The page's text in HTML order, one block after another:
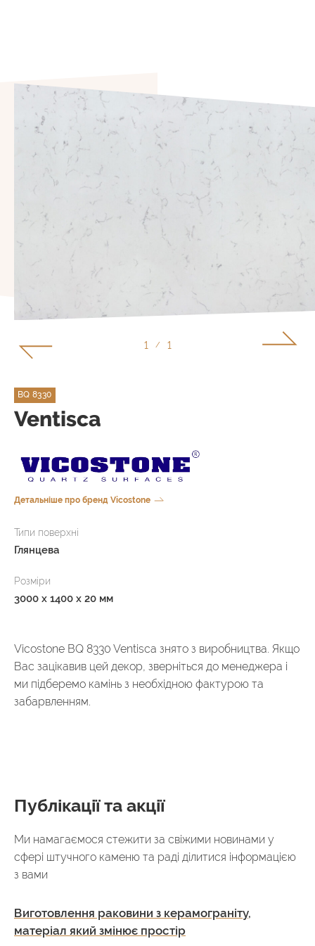
1 / 1
BQ 8330
Ventisca
Детальніше про бренд Vicostone
Типи поверхні
Глянцева
Розміри
3000 x 1400 x 20 мм
Vicostone BQ 8330 Ventisca знято з виробництва. Якщо
Вас зацікавив цей декор, зверніться до менеджера і
ми підберемо камінь з необхідною фактурою та
забарвленням.
Публікації та акції
Ми намагаємося стежити за свіжими новинами у
сфері штучного каменю та раді ділитися інформацією
з вами
Виготовлення раковини з керамограніту,
матеріал який змінює простір